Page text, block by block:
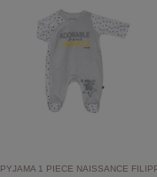
PYJAMA 1 PIECE NAISSANCE